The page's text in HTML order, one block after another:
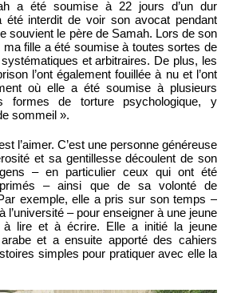
a été soumise à 22 jours d’un dur
été interdit de voir son avocat pendant
souvient le père de Samah. Lors de son
ma fille a été soumise à toutes sortes de
et arbitraires. De plus, les
l’ont également fouillée à nu et l’ont
où elle a été soumise à plusieurs
formes de torture psychologique, y
sommeil ».
l’aimer. C’est une personne généreuse
et sa gentillesse découlent de son
– en particulier ceux qui ont été
– ainsi que de sa volonté de
exemple, elle a pris sur son temps –
l’université – pour enseigner à une jeune
à lire et à écrire. Elle a initié la jeune
et a ensuite apporté des cahiers
simples pour pratiquer avec elle la